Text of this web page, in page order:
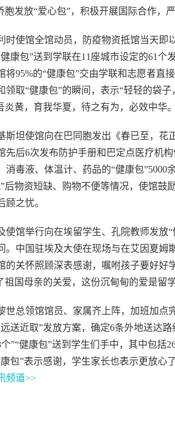
胞发放“爱心包”，积极开展国际合作，
馆全馆动员，防疫物资抵馆当天即以
康包”送到学联在11座城市设定的61
将95%的“健康包”交由学联和志愿者直
领取“健康包”的瞬间，表示“轻轻的袋
炎黄，育我华夏，待之有为，必效中华
坦使馆向在巴同胞发出《春已至，花
先后6次发布防护手册和巴定点医疗机
消毒液、体温计、药品的“健康包
后物资短缺、购物不便等情况，使馆
顾之忧。
举行向在埃留学生、孔院教师发放“
。中国驻埃及大使在现场与在艾因夏
的关怀照顾深表感谢，嘱咐孩子要好
祖国母亲的关爱，这份沉甸甸的爱是留
总领馆馆员、家属齐上阵，加班加点
送近取”发放方案，确定6条外地送达
个”“健康包”送到学生们手中，其中包
包”表示感谢，学生家长也表示更放心
频道>>